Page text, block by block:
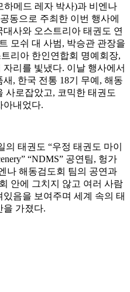
하메드 레자 박사)과 비엔나
동으로 주최한 이번 행사에
사와 오스트리아 태권도 연
모쉬 대 사범, 박승관 관장을
리아 한인연합회 명예회장,
리를 빛냈다. 이날 행사에서
, 한국 전통 18기 무예, 해동
사로잡았고, 코믹한 태권도
아내었다.
태권도 “우정 태권도 마이
“NDMS” 공연팀, 헝가
나 해동검도회 팀의 공연과
안에 그치지 않고 여러 사람
음을 보여주며 세계 속의 태
을 가졌다.